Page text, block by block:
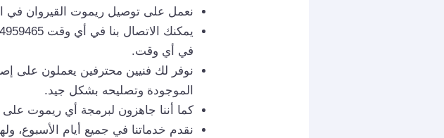
نعمل على توصيل ريموت القيروان في
في أي وقت.
نوفر لك فنيين محترفين يعملون على
الموجودة وتصليحه بشكل جيد.
كما أننا جاهزون لبرمجة أي ريموت
نقدم خدماتنا في جميع أيام الأسبوع،